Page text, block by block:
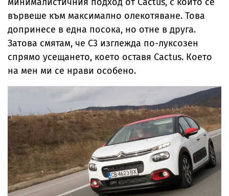
вървеше към максимално олекотяване. Това
допринесе в една посока, но отне в друга.
Затова смятам, че С3 изглежда по-луксозен
спрямо усещането, което оставя Cactus. Което
на мен ми се нрави особено.